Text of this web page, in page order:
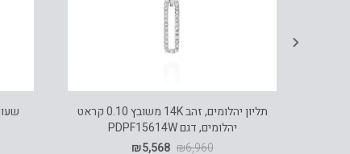
תליון יהלומים, זהב 14K משובץ 0.10 קראט
יהלומים, דגם PDPF15614W
₪6,960
₪5,568